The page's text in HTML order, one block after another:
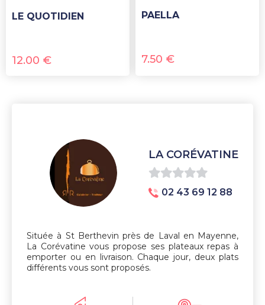
LE QUOTIDIEN
12.00 €
PAELLA
7.50 €
LA CORÉVATINE
0
02 43 69 12 88
Située à St Berthevin près de Laval en Mayenne,
La Corévatine vous propose ses plateaux repas à
emporter ou en livraison. Chaque jour, deux plats
différents vous sont proposés.